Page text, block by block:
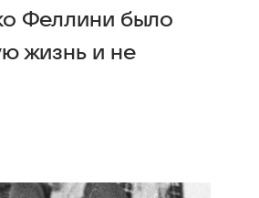
Феллини было
жизнь и не